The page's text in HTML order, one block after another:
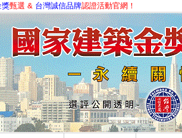
獎甄選 & 台灣誠信品牌認證活動官網！